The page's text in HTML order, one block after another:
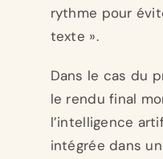
rythme pour
texte ».
Dans le cas du
le rendu final
l’intelligence
intégrée dans